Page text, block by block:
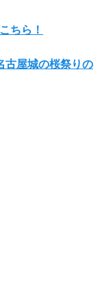
ちら！
古屋城の桜祭りの